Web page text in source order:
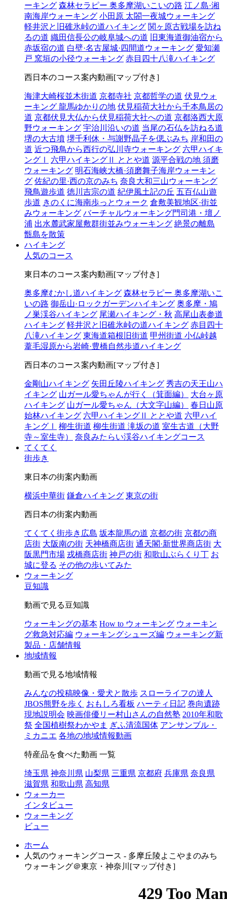
ーキング 森林セラピー 奥多摩湖いこいの路 江ノ島·湘
南海岸ウォーキング 小田原 太閤一夜城ウォーキング
軽井沢と旧碓氷峠の道ハイキング 関ヶ原古戦場を訪ね
るの道 織田信長公の岐阜城への道
旧東海道御油宿から
赤坂宿の道 白壁·名古屋城·四間道ウォーキング 愛知瀬
戸 窯垣の小径ウォーキング 赤目四十八滝ハイキング
西日本のコース案内動画[マップ付き]
海津大崎桜並木街道 京都寺社 京都哲学の道 伏見ウォ
ーキング 龍馬ゆかりの地 伏見稲荷大社から千本鳥居の
道 京都伏見大仏から伏見稲荷大社への道 京都洛西大原
野ウォーキング 宇治川沿いの道 当尾の石仏を訪ねる道
堺の大古墳 堺千利休・与謝野晶子を偲ぶみち 岸和田の
道 近つ飛鳥から西行の弘川寺ウォーキング 六甲ハイキ
ングⅠ
六甲ハイキングⅡ ととや道 源平合戦の地 須磨
ウォーキング 明石海峡大橋·須磨舞子海岸ウォーキン
グ 佐紀の里·西の京のみち 奈良大和三山ウォーキング
飛鳥遊歩道 徳川吉宗の道 紀伊風土記の丘 五百仏山遊
歩道 きのくに海南歩っとウォーク 倉敷美観地区·街並
みウォーキング バーチャルウォーキング門司港・壇ノ
浦 出水麓武家屋敷群街並みウォーキング 絶景の離島
甑島を散策
ハイキング
人気のコース
東日本のコース案内動画[マップ付き]
奥多摩むかし道ハイキング 森林セラピー 奥多摩湖いこ
いの路 御岳山·ロックガーデンハイキング 奥多摩・鳩
ノ巣渓谷ハイキング 尾瀬ハイキング・秋 高尾山表参道
ハイキング 軽井沢と旧碓氷峠の道ハイキング 赤目四十
八滝ハイキング 東海道箱根旧街道 甲州街道 小仏峠越
葦毛湿原から岩崎·豊橋自然歩道ハイキング
西日本のコース案内動画[マップ付き]
金剛山ハイキング 矢田丘陵ハイキング 秀吉の天王山ハ
イキング 山ガール愛ちゃんが行く（箕面編）
大台ヶ原
ハイキング 山ガール愛ちゃん（大文字山編）
春日山原
始林ハイキング 六甲ハイキングⅡ ととや道 六甲ハイ
キングⅠ
柳生街道 柳生街道 滝坂の道 室生古道（大野
寺～室生寺）
奈良みたらい渓谷ハイキングコース
てくてく
街歩き
東日本の街案内動画
横浜中華街 鎌倉ハイキング 東京の街
西日本の街案内動画
てくてく街歩き広島 坂本龍馬の道 京都の街 京都の商
店街 大阪南の街 天神橋商店街 通天閣·新世界商店街 大
阪黒門市場 戎橋商店街 神戸の街 和歌山ぶらくり丁 お
城に登る その他の歩いてみた
ウォーキング
豆知識
動画で見る豆知識
ウォーキングの基本 How to ウォーキング ウォーキン
グ救急対応編 ウォーキングシューズ編 ウォーキング新
製品・店舗情報
地域情報
動画で見る地域情報
みんなの投稿映像・愛犬と散歩 スローライフの達人
JBOS熊野を歩く
おもしろ看板 ハーティ日記 巻向遺跡
現地説明会 映画俳優リー村山さんの自然塾 2010年和歌
祭 全国植樹祭わかやま ぎふ清流国体 アンサンブル・
ミカニエ 各地の地域情報動画
特産品を食べた動画 一覧
埼玉県 神奈川県 山梨県 三重県 京都府 兵庫県 奈良県
滋賀県 和歌山県 高知県
ウォーカー
インタビュー
ウォーキング
ビュー
ホーム
人気のウォーキングコース - 多摩丘陵よこやまのみち
ウォーキング＠東京・神奈川[マップ付き]